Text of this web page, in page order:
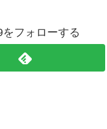
をフォローする